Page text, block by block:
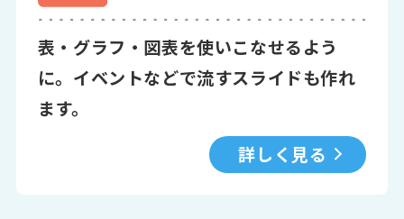
表・グラフ・図表を使いこなせるよう
に。イベントなどで流すスライドも作れ
ます。
詳しく見る